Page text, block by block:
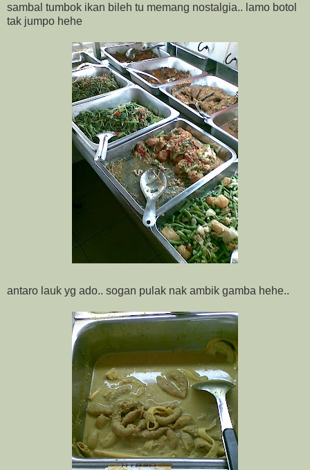
sambal tumbok ikan bileh tu memang nostalgia.. lamo botol
tak jumpo hehe
antaro lauk yg ado.. sogan pulak nak ambik gamba hehe..